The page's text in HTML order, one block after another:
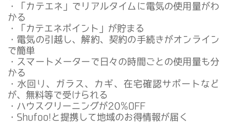
・「カテエネ」でリアルタイムに電気の使用量がわ
かる
・「カテエネポイント」が貯まる
・電気の引越し、解約、契約の手続きがオンライン
で簡単
・スマートメーターで日々の時間ごとの使用量も分
かる
・水回り、ガラス、カギ、在宅確認サポートなど
が、無料等で受けられる
・ハウスクリーニングが20%OFF
・Shufoo!と提携して地域のお得情報が届く